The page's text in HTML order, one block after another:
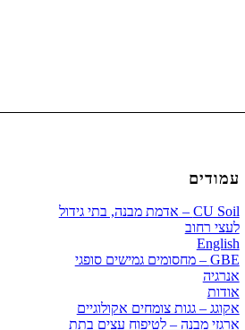
עמודים
CU Soil – אדמת מבנה, בתי גידול
לעצי רחוב
English
GBE – מחסומים גמישים סופגי
אנרגיה
אודות
אקוגג – גגות צומחים אקולוגיים
ארגזי מבנה – לטיפוח עצים בתת